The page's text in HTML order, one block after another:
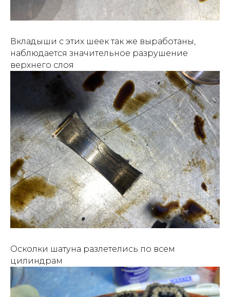
Вкладыши с этих шеек так же выработаны,
наблюдается значительное разрушение
верхнего слоя
Осколки шатуна разлетелись по всем
цилиндрам